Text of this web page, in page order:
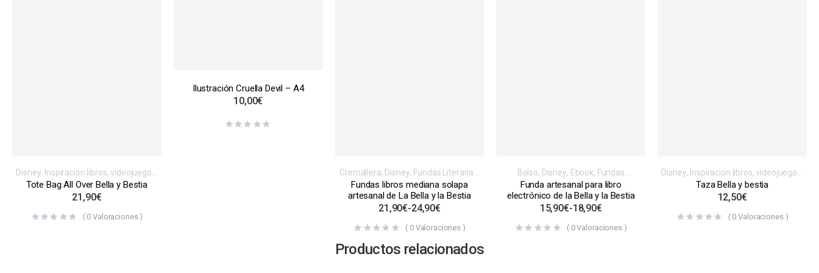
Disney, Inspiración libros, videojuegos,
series o películas,Tote Bag
Tote Bag All Over Bella y Bestia
21,90€
( 0 Valoraciones )
Ilustración Cruella Devil – A4
10,00€
Cremallera, Disney, Fundas Literarias
Inspiración libros, videojuegos, series
o películas,Solapa
Fundas libros mediana solapa
artesanal de La Bella y la Bestia
21,90€-24,90€
( 0Valoraciones )
Bolso, Disney, Ebook, Fundas
Literarias,Inspiración libros,
videojuegos, series o películas
Funda artesanal para libro
electrónico de la Bella y la Bestia
15,90€-18,90€
( 0Valoraciones )
Disney, Inspiración libros, videojuegos,
series o películas,Tazas
Taza Bella y bestia
12,50€
( 0 Valoraciones )
Productos relacionados